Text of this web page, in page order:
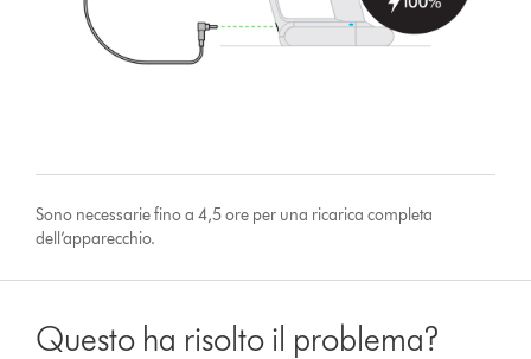
Sono necessarie fino a 4,5 ore per una ricarica completa
dell’apparecchio.
Questo ha risolto il problema?